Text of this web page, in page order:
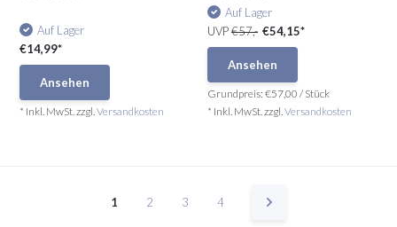
Auf Lager
€14,99*
Ansehen
* Inkl. MwSt. zzgl.Versandkosten
Auf Lager
UVP€57,- €54,15*
Ansehen
Grundpreis: €57,00 / Stück
* Inkl. MwSt. zzgl.Versandkosten
1 2 3 4